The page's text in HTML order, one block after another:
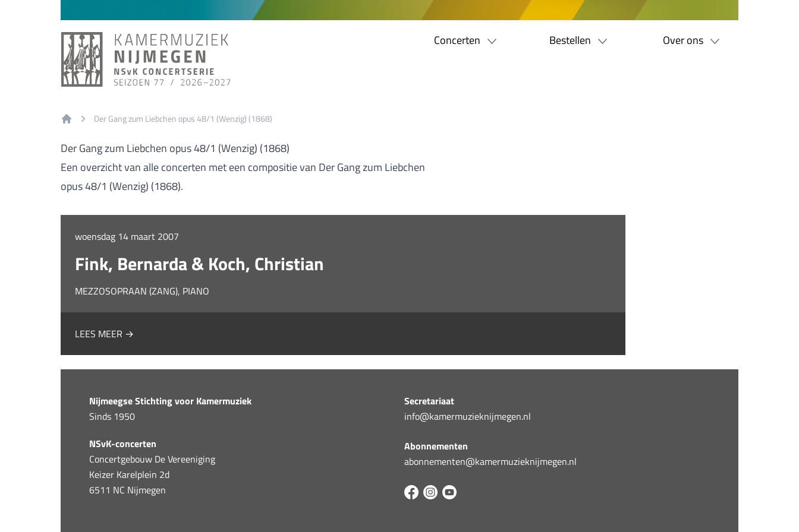
Concerten Bestellen Over ons
Der Gang zum Liebchen opus 48/1 (Wenzig) (1868)
Der Gang zum Liebchen opus 48/1 (Wenzig) (1868)
Een overzicht van alle concerten met een compositie van Der Gang zum Liebchen
opus 48/1 (Wenzig) (1868).
woensdag 14 maart 2007
Fink, Bernarda & Koch, Christian
MEZZOSOPRAAN (ZANG), PIANO
LEES MEER →
Nijmeegse Stichting voor Kamermuziek
Sinds 1950
NSvK-concerten
Concertgebouw De Vereeniging
Keizer Karelplein 2d
6511 NC Nijmegen
Secretariaat
info@kamermuzieknijmegen.nl
Abonnementen
abonnementen@kamermuzieknijmegen.nl